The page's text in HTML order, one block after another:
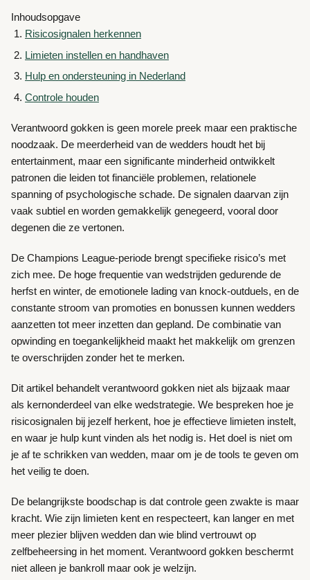
Inhoudsopgave
Risicosignalen herkennen
Limieten instellen en handhaven
Hulp en ondersteuning in Nederland
Controle houden
Verantwoord gokken is geen morele preek maar een praktische
noodzaak. De meerderheid van de wedders houdt het bij
entertainment, maar een significante minderheid ontwikkelt
patronen die leiden tot financiële problemen, relationele
spanning of psychologische schade. De signalen daarvan zijn
vaak subtiel en worden gemakkelijk genegeerd, vooral door
degenen die ze vertonen.
De Champions League-periode brengt specifieke risico’s met
zich mee. De hoge frequentie van wedstrijden gedurende de
herfst en winter, de emotionele lading van knock-outduels, en de
constante stroom van promoties en bonussen kunnen wedders
aanzetten tot meer inzetten dan gepland. De combinatie van
opwinding en toegankelijkheid maakt het makkelijk om grenzen
te overschrijden zonder het te merken.
Dit artikel behandelt verantwoord gokken niet als bijzaak maar
als kernonderdeel van elke wedstrategie. We bespreken hoe je
risicosignalen bij jezelf herkent, hoe je effectieve limieten instelt,
en waar je hulp kunt vinden als het nodig is. Het doel is niet om
je af te schrikken van wedden, maar om je de tools te geven om
het veilig te doen.
De belangrijkste boodschap is dat controle geen zwakte is maar
kracht. Wie zijn limieten kent en respecteert, kan langer en met
meer plezier blijven wedden dan wie blind vertrouwt op
zelfbeheersing in het moment. Verantwoord gokken beschermt
niet alleen je bankroll maar ook je welzijn.